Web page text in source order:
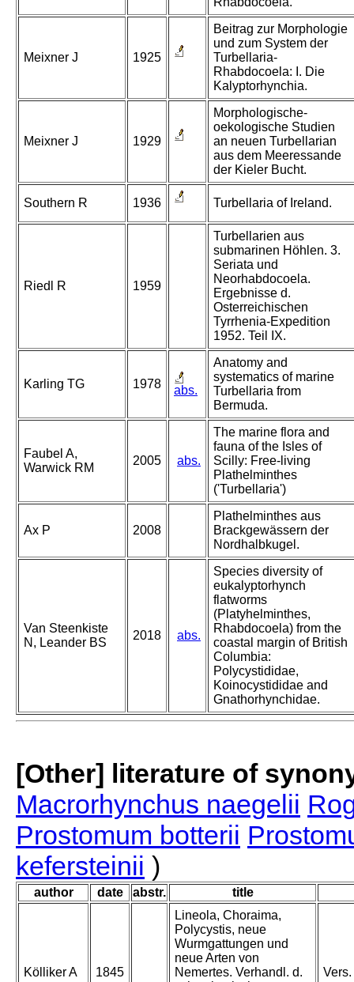
Meixner J 1925
Beitrag zur Morphologie
und zum System der
Turbellaria-
Rhabdocoela: I. Die
Kalyptorhynchia.
Meixner J 1929
Morphologische-
oekologische Studien
an neuen Turbellarian
aus dem Meeressande
der Kieler Bucht.
Southern R 1936 Turbellaria of Ireland.
Riedl R 1959
Turbellarien aus
submarinen Höhlen. 3.
Seriata und
Neorhabdocoela.
Ergebnisse d.
Osterreichischen
Tyrrhenia-Expedition
1952. Teil IX.
Karling TG 1978 abs.
Anatomy and
systematics of marine
Turbellaria from
Bermuda.
Faubel A,
Warwick RM
2005 abs.
The marine flora and
fauna of the Isles of
Scilly: Free-living
Plathelminthes
('Turbellaria')
Ax P 2008
Plathelminthes aus
Brackgewässern der
Nordhalbkugel.
Van Steenkiste
N, Leander BS
2018 abs.
Species diversity of
eukalyptorhynch
flatworms
(Platyhelminthes,
Rhabdocoela) from the
coastal margin of British
Columbia:
Polycystididae,
Koinocystididae and
Gnathorhynchidae.
[Other] literature of
Macrorhynchus naegelii
Prostomum botterii
kefersteinii )
author date abstr. title
Kölliker A 1845
Lineola, Choraima,
Polycystis, neue
Wurmgattungen und
neue Arten von
Nemertes. Verhandl. d.